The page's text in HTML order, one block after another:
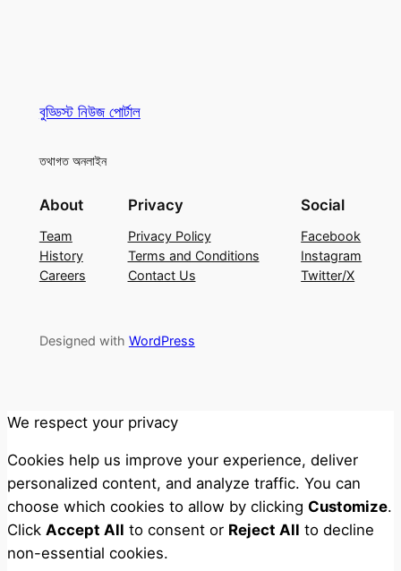
বুড্ডিস্ট নিউজ পোর্টাল
তথাগত অনলাইন
About
Team
History
Careers
Privacy
Privacy Policy
Terms and Conditions
Contact Us
Social
Facebook
Instagram
Twitter/X
Designed with WordPress
We respect your privacy
Cookies help us improve your experience, deliver
personalized content, and analyze traffic. You can
choose which cookies to allow by clicking Customize.
Click Accept All to consent or Reject All to decline
non-essential cookies.